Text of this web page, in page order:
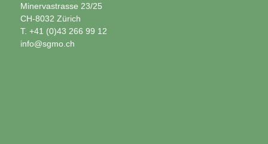
Minervastrasse 23/25
CH-8032 Zürich
T. +41 (0)43 266 99 12
info@sgmo.ch